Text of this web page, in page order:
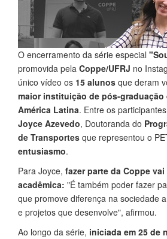
O encerramento da série especial
promovida pela Coppe/UFRJ no
único vídeo os 15 alunos que deram
maior instituição de pós-graduação
América Latina. Entre os
Joyce Azevedo, Doutoranda do
de Transportes que representou o
entusiasmo.
Para Joyce, fazer parte da Coppe
acadêmica: "É também poder fazer
que promove diferença na sociedade
e projetos que desenvolve", afirmou.
Ao longo da série, iniciada em 25 de